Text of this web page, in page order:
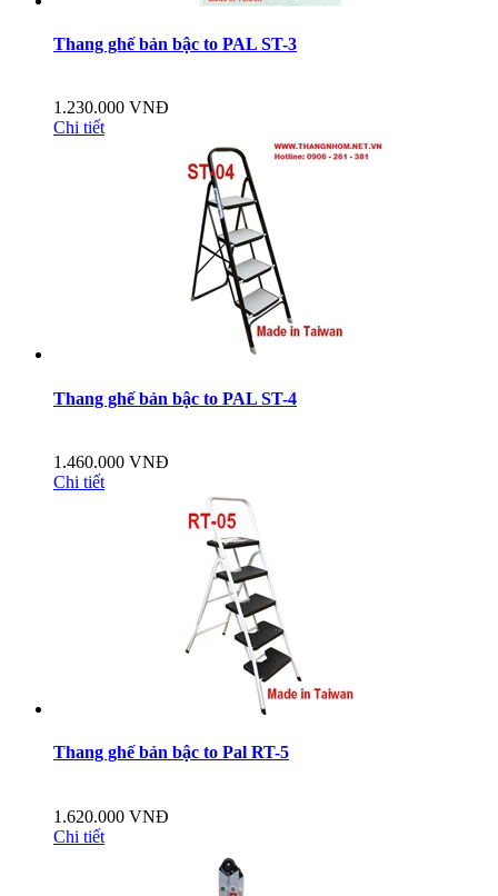
Thang ghế bản bậc to PAL ST-3
1.230.000 VNĐ
Chi tiết
Thang ghế bản bậc to PAL ST-4
1.460.000 VNĐ
Chi tiết
Thang ghế bản bậc to Pal RT-5
1.620.000 VNĐ
Chi tiết